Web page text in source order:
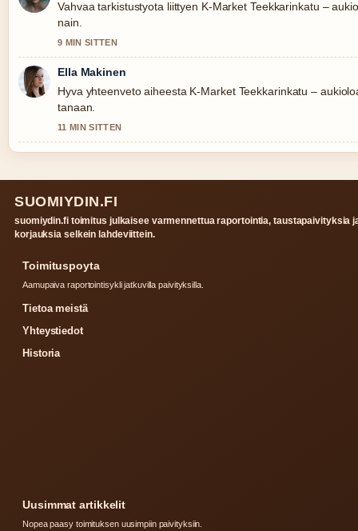
Vahvaa tarkistustyota liittyen K-Market Teekkarinkatu –
nain.
9 MIN SITTEN
Ella Makinen
Hyva yhteenveto aiheesta K-Market Teekkarinkatu –
tanaan.
11 MIN SITTEN
SUOMIYDIN.FI
suomiydin.fi toimitus julkaisee varmennettua raportointia, taustapaivityksia
korjauksia selkein lahdeviittein.
Toimituspoyta
Aamupaiva raportointisykli jatkuvilla paivityksilla.
Tietoa meistä
Yhteystiedot
Historia
Uusimmat artikkelit
Nopea paasy toimituksen uusimpiin paivityksiin.